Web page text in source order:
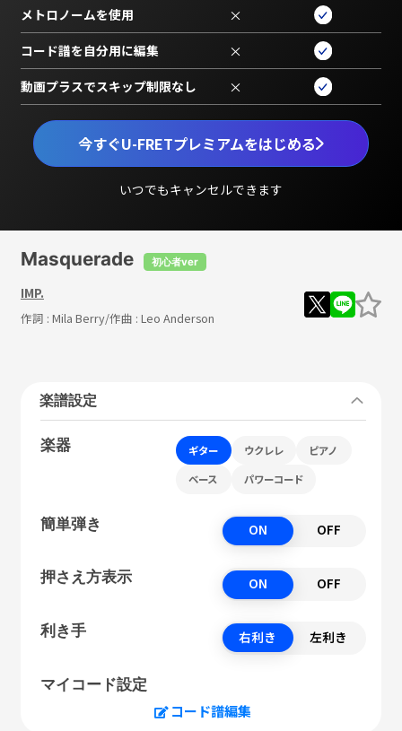
今すぐU-FRETプレミアムをはじめる
いつでもキャンセルできます
メトロノームを使用 ×
コード譜を自分用に編集 ×
動画プラスでスキップ制限なし ×
Masquerade 初心者ver
IMP.
作詞 : Mila Berry/作曲 : Leo Anderson
楽譜設定
楽器 ギター ウクレレ ピアノ
ベース パワーコード
簡単弾き ON OFF
押さえ方表示 ON OFF
利き手 右利き 左利き
マイコード設定
コード譜編集